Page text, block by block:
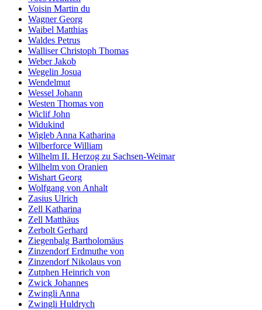
Voisin Martin du
Wagner Georg
Waibel Matthias
Waldes Petrus
Walliser Christoph Thomas
Weber Jakob
Wegelin Josua
Wendelmut
Wessel Johann
Westen Thomas von
Wiclif John
Widukind
Wigleb Anna Katharina
Wilberforce William
Wilhelm II. Herzog zu Sachsen-Weimar
Wilhelm von Oranien
Wishart Georg
Wolfgang von Anhalt
Zasius Ulrich
Zell Katharina
Zell Matthäus
Zerbolt Gerhard
Ziegenbalg Bartholomäus
Zinzendorf Erdmuthe von
Zinzendorf Nikolaus von
Zutphen Heinrich von
Zwick Johannes
Zwingli Anna
Zwingli Huldrych